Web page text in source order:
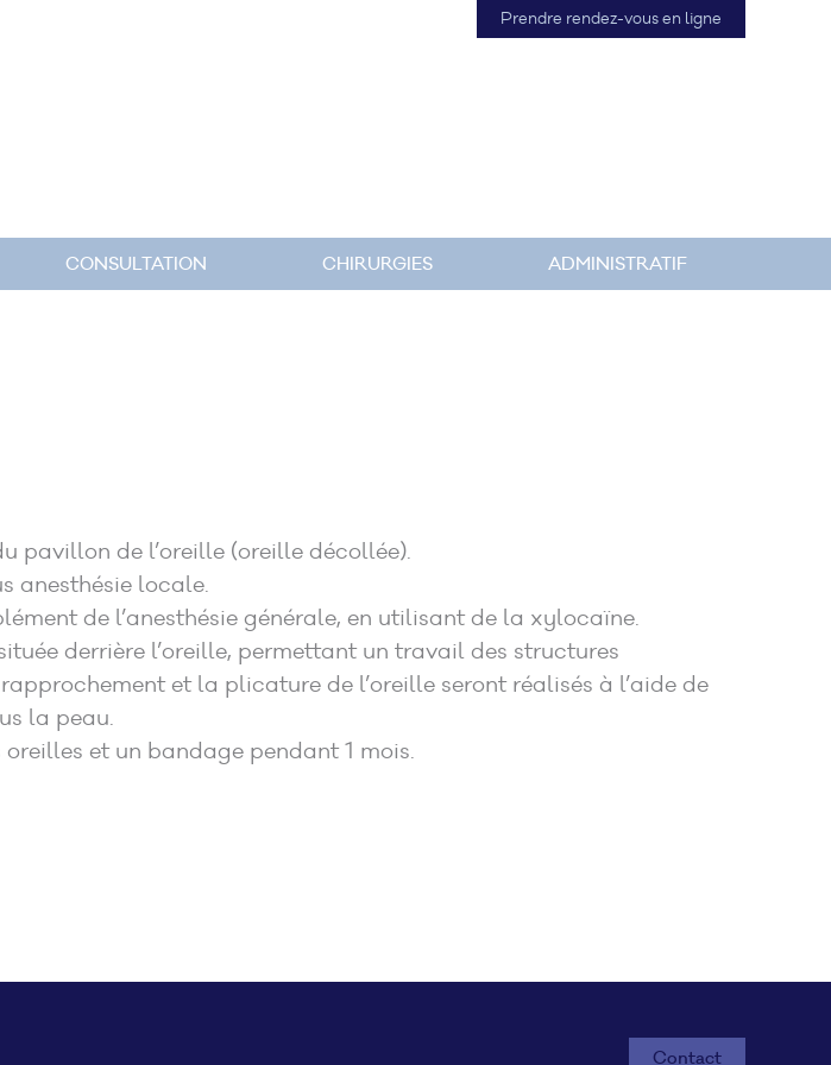
Prendre rendez-vous en ligne
CONSULTATION CHIRURGIES ADMINISTRATIF
pavillon de l’oreille (oreille décollée).
anesthésie locale.
de l’anesthésie générale, en utilisant de la xylocaïne.
derrière l’oreille, permettant un travail des structures
et la plicature de l’oreille seront réalisés à l’aide de
la peau.
et un bandage pendant 1 mois.
Contact